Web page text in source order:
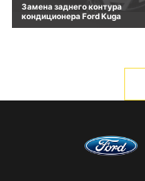
Замена заднего контура
кондиционера Ford Kuga